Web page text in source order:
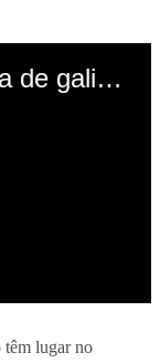
têm lugar no